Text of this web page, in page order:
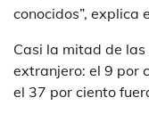
conocidos”, explica
Casi la mitad de
extranjero: el 9 por
el 37 por ciento